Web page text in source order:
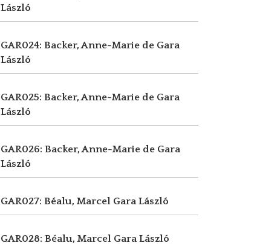
László
GAR024: Backer, Anne-Marie de Gara
László
GAR025: Backer, Anne-Marie de Gara
László
GAR026: Backer, Anne-Marie de Gara
László
GAR027: Béalu, Marcel Gara László
GAR028: Béalu, Marcel Gara László